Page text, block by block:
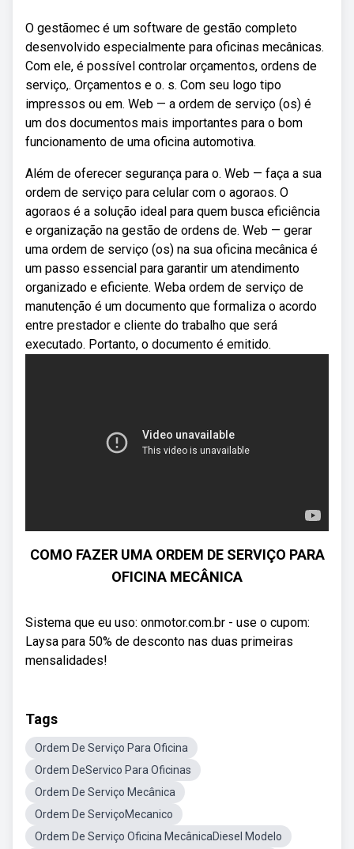
O gestãomec é um software de gestão completo
desenvolvido especialmente para oficinas mecânicas.
Com ele, é possível controlar orçamentos, ordens de
serviço,. Orçamentos e o. s. Com seu logo tipo
impressos ou em. Web — a ordem de serviço (os) é
um dos documentos mais importantes para o bom
funcionamento de uma oficina automotiva.
Além de oferecer segurança para o. Web — faça a sua
ordem de serviço para celular com o agoraos. O
agoraos é a solução ideal para quem busca eficiência
e organização na gestão de ordens de. Web — gerar
uma ordem de serviço (os) na sua oficina mecânica é
um passo essencial para garantir um atendimento
organizado e eficiente. Weba ordem de serviço de
manutenção é um documento que formaliza o acordo
entre prestador e cliente do trabalho que será
executado. Portanto, o documento é emitido.
COMO FAZER UMA ORDEM DE SERVIÇO PARA
OFICINA MECÂNICA
Sistema que eu uso: onmotor.com.br - use o cupom:
Laysa para 50% de desconto nas duas primeiras
mensalidades!
Tags
Ordem De Serviço Para Oficina
Ordem DeServico Para Oficinas
Ordem De Serviço Mecânica
Ordem De ServiçoMecanico
Ordem De Serviço Oficina MecânicaDiesel Modelo